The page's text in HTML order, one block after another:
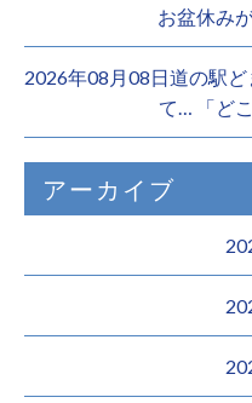
お盆休み
2026年08月08日道の駅
て… 「ど
アーカイブ